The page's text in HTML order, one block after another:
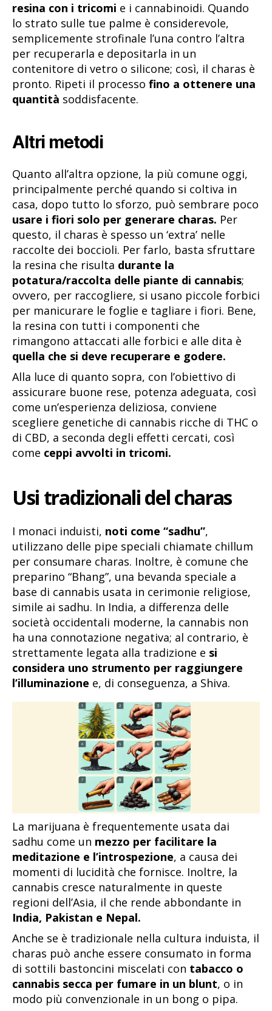
resina con i tricomi e i cannabinoidi. Quando
lo strato sulle tue palme è considerevole,
semplicemente strofinale l’una contro l’altra
per recuperarla e depositarla in un
contenitore di vetro o silicone; così, il charas è
pronto. Ripeti il processo fino a ottenere una
quantità soddisfacente.
Altri metodi
Quanto all’altra opzione, la più comune oggi,
principalmente perché quando si coltiva in
casa, dopo tutto lo sforzo, può sembrare poco
usare i fiori solo per generare charas. Per
questo, il charas è spesso un ‘extra’ nelle
raccolte dei boccioli. Per farlo, basta sfruttare
la resina che risulta durante la
potatura/raccolta delle piante di cannabis;
ovvero, per raccogliere, si usano piccole forbici
per manicurare le foglie e tagliare i fiori. Bene,
la resina con tutti i componenti che
rimangono attaccati alle forbici e alle dita è
quella che si deve recuperare e godere.
Alla luce di quanto sopra, con l’obiettivo di
assicurare buone rese, potenza adeguata, così
come un’esperienza deliziosa, conviene
scegliere genetiche di cannabis ricche di THC o
di CBD, a seconda degli effetti cercati, così
come ceppi avvolti in tricomi.
Usi tradizionali del charas
I monaci induisti, noti come “sadhu”,
utilizzano delle pipe speciali chiamate chillum
per consumare charas. Inoltre, è comune che
preparino “Bhang”, una bevanda speciale a
base di cannabis usata in cerimonie religiose,
simile ai sadhu. In India, a differenza delle
società occidentali moderne, la cannabis non
ha una connotazione negativa; al contrario, è
strettamente legata alla tradizione e si
considera uno strumento per raggiungere
l’illuminazione e, di conseguenza, a Shiva.
La marijuana è frequentemente usata dai
sadhu come un mezzo per facilitare la
meditazione e l’introspezione, a causa dei
momenti di lucidità che fornisce. Inoltre, la
cannabis cresce naturalmente in queste
regioni dell’Asia, il che rende abbondante in
India, Pakistan e Nepal.
Anche se è tradizionale nella cultura induista, il
charas può anche essere consumato in forma
di sottili bastoncini miscelati con tabacco o
cannabis secca per fumare in un blunt, o in
modo più convenzionale in un bong o pipa.